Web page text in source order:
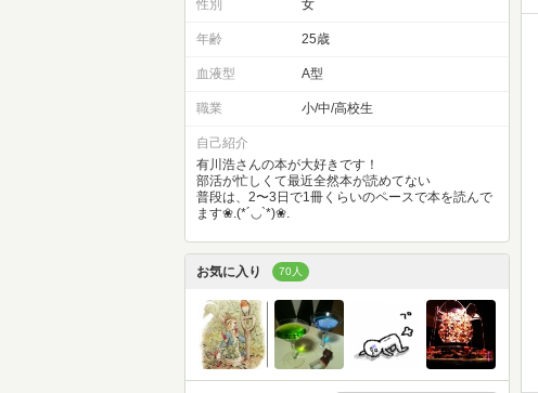
性別 女
年齢 25歳
血液型 A型
職業 小/中/高校生
自己紹介
有川浩さんの本が大好きです！
部活が忙しくて最近全然本が読めてない
普段は、2〜3日で1冊くらいのペースで本を読んで
ます❀.(*´◡`*)❀.
お気に入り 70人